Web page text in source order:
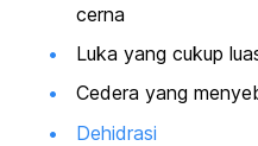
cerna
Luka yang cukup
Cedera yang
Dehidrasi